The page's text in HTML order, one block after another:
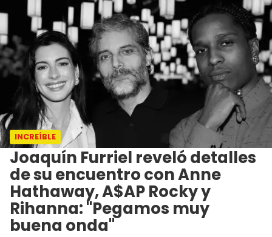
INCREÍBLE
Joaquín Furriel reveló detalles
de su encuentro con Anne
Hathaway, A$AP Rocky y
Rihanna: "Pegamos muy
buena onda"